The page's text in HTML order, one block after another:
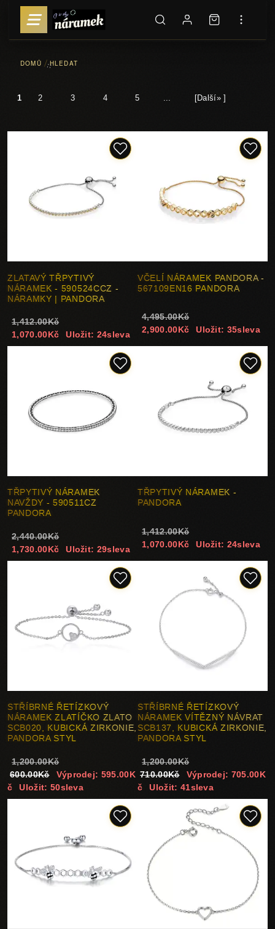
DOMŮ ::HLEDAT
1 2 3 4 5 [Další» ]
ZLATAVÝ TŘPYTIVÝ
NÁRAMEK - 590524CCZ -
NÁRAMKY | PANDORA
1,412.00Kč
1,070.00Kč
Uložit: 24sleva
VČELÍ NÁRAMEK PANDORA -
567109EN16 PANDORA
4,495.00Kč
2,900.00Kč
Uložit: 35sleva
TŘPYTIVÝ NÁRAMEK
NAVŽDY - 590511CZ
PANDORA
2,440.00Kč
1,730.00Kč
Uložit: 29sleva
TŘPYTIVÝ NÁRAMEK -
PANDORA
1,412.00Kč
1,070.00Kč
Uložit: 24sleva
STŘÍBRNÉ ŘETÍZKOVÝ
NÁRAMEK ZLATÍČKO ZLATO
SCB020, KUBICKÁ ZIRKONIE,
PANDORA STYL
1,200.00Kč
600.00Kč
Výprodej: 595.00K
č
Uložit: 50sleva
STŘÍBRNÉ ŘETÍZKOVÝ
NÁRAMEK VÍTĚZNÝ NÁVRAT
SCB137, KUBICKÁ ZIRKONIE,
PANDORA STYL
1,200.00Kč
710.00Kč
Výprodej: 705.00K
č
Uložit: 41sleva